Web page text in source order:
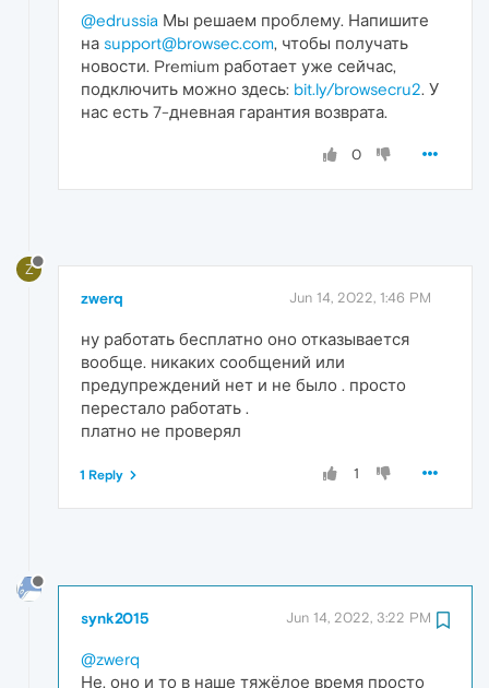
@edrussia Мы решаем проблему. Напишите
на support@browsec.com, чтобы получать
новости. Premium работает уже сейчас,
подключить можно здесь: bit.ly/browsecru2. У
нас есть 7-дневная гарантия возврата.
0
Z
zwerq Jun 14, 2022, 1:46 PM
ну работать бесплатно оно отказывается
вообще. никаких сообщений или
предупреждений нет и не было . просто
перестало работать .
платно не проверял
1
1 Reply
synk2015 Jun 14, 2022, 3:22 PM
@zwerq
Не, оно и то в наше тяжёлое время просто